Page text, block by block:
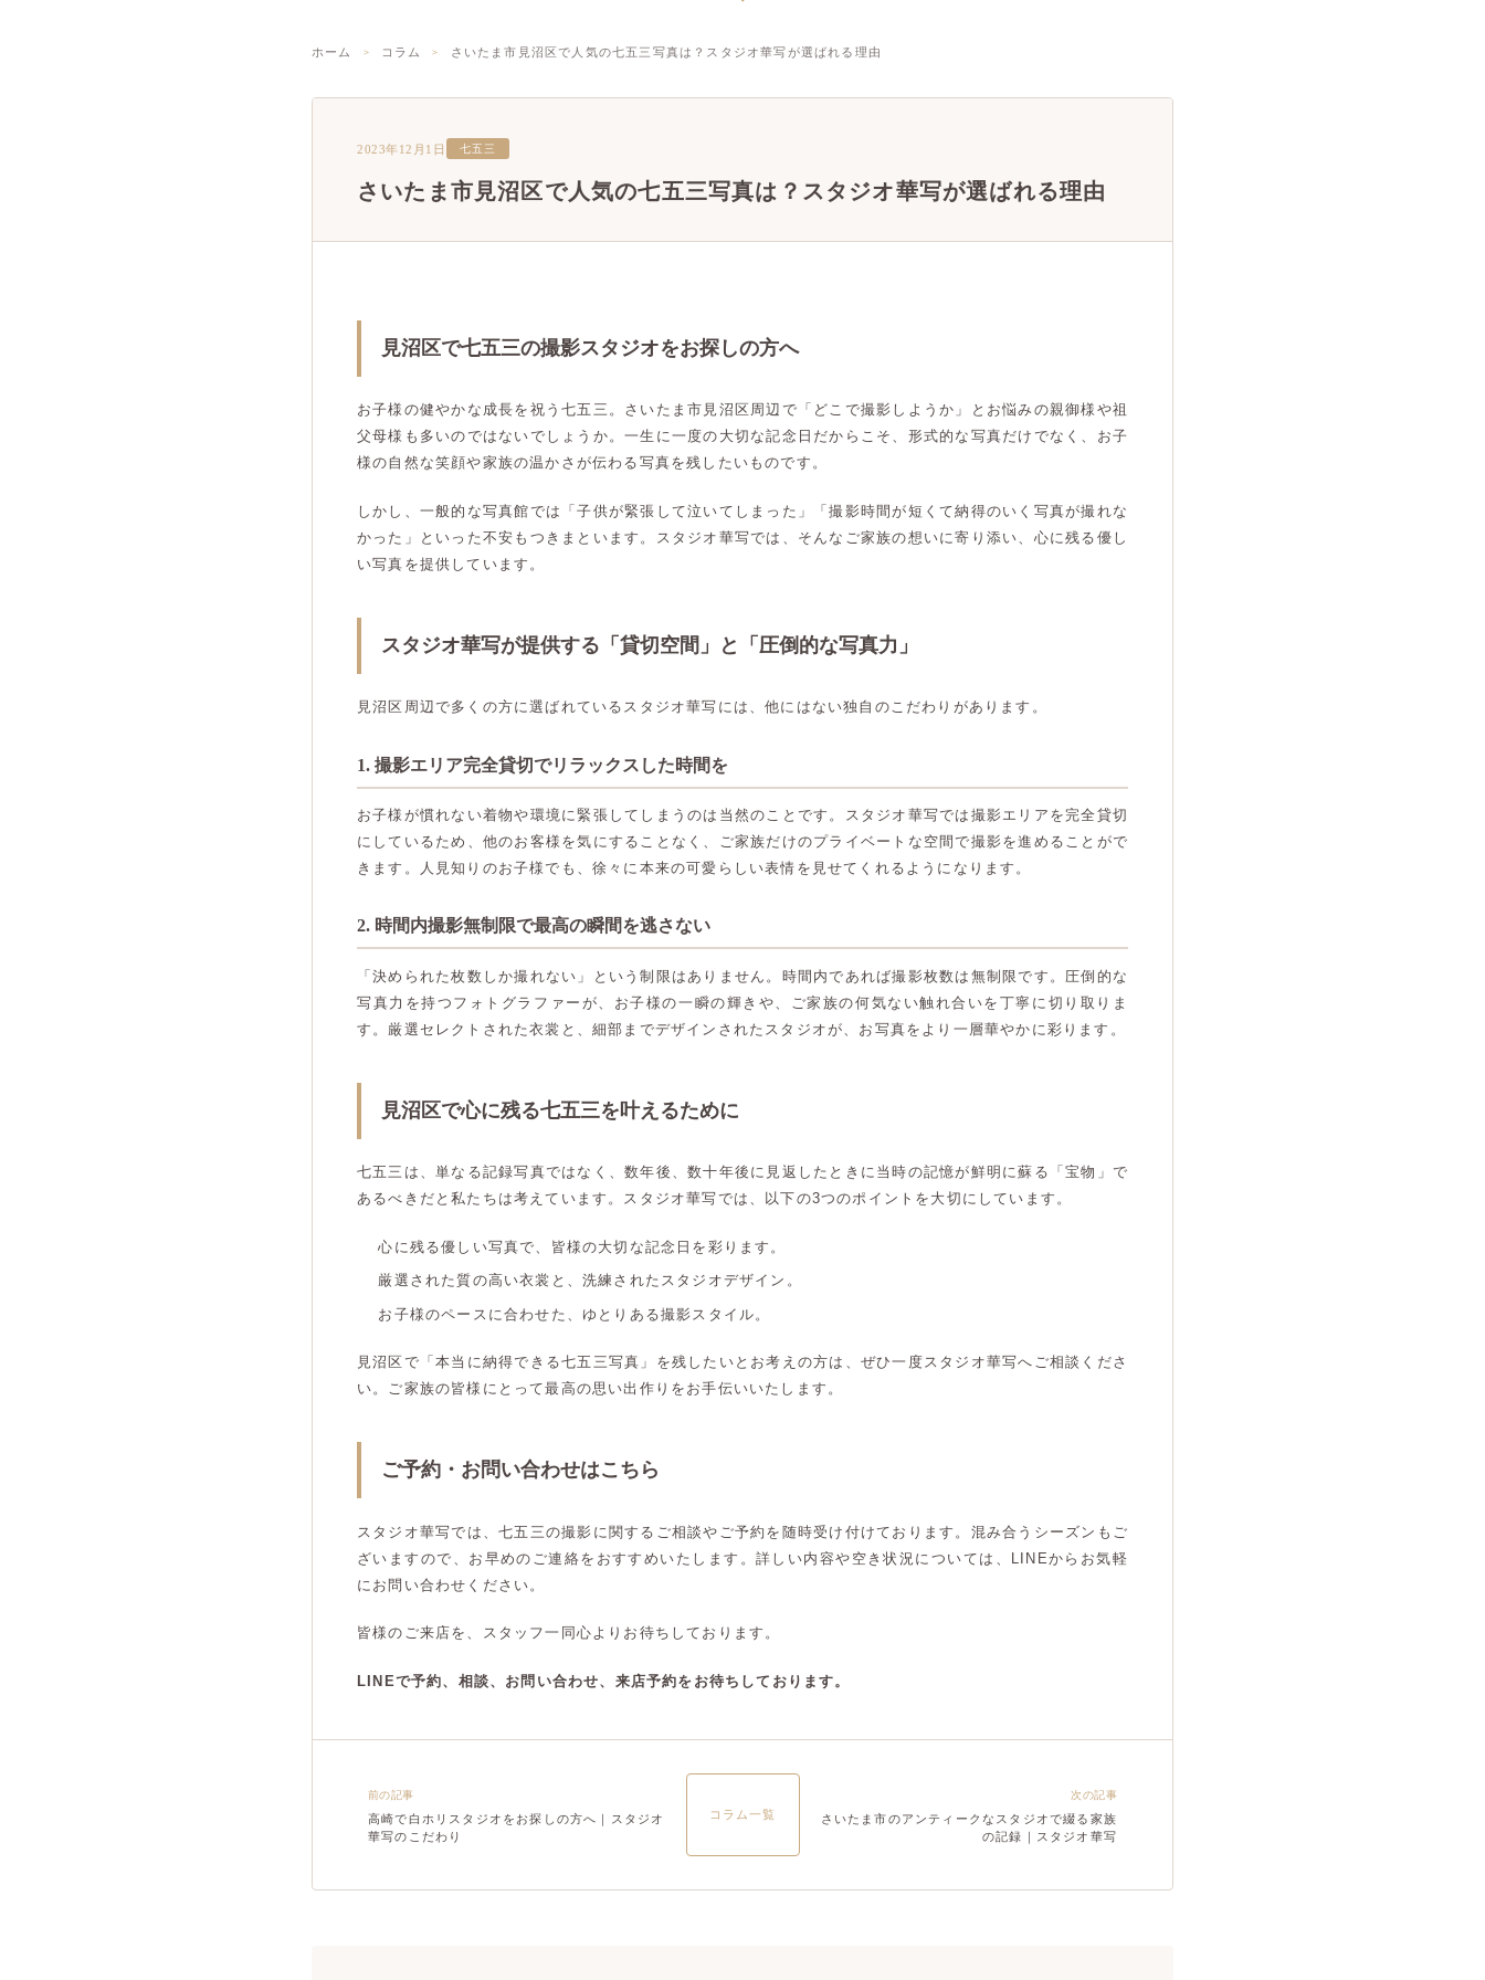
ホーム コラム さいたま市見沼区で人気の七五三写真は？スタジオ華写が選ばれる理由
2023年12月1日 七五三
さいたま市見沼区で人気の七五三写真は？スタジオ華写が選ばれる理由
見沼区で七五三の撮影スタジオをお探しの方へ
お子様の健やかな成長を祝う七五三。さいたま市見沼区周辺で「どこで撮影しようか」とお悩みの親御様や祖
父母様も多いのではないでしょうか。一生に一度の大切な記念日だからこそ、形式的な写真だけでなく、お子
様の自然な笑顔や家族の温かさが伝わる写真を残したいものです。
しかし、一般的な写真館では「子供が緊張して泣いてしまった」「撮影時間が短くて納得のいく写真が撮れな
かった」といった不安もつきまといます。スタジオ華写では、そんなご家族の想いに寄り添い、心に残る優し
い写真を提供しています。
スタジオ華写が提供する「貸切空間」と「圧倒的な写真力」
見沼区周辺で多くの方に選ばれているスタジオ華写には、他にはない独自のこだわりがあります。
1. 撮影エリア完全貸切でリラックスした時間を
お子様が慣れない着物や環境に緊張してしまうのは当然のことです。スタジオ華写では撮影エリアを完全貸切
にしているため、他のお客様を気にすることなく、ご家族だけのプライベートな空間で撮影を進めることがで
きます。人見知りのお子様でも、徐々に本来の可愛らしい表情を見せてくれるようになります。
2. 時間内撮影無制限で最高の瞬間を逃さない
「決められた枚数しか撮れない」という制限はありません。時間内であれば撮影枚数は無制限です。圧倒的な
写真力を持つフォトグラファーが、お子様の一瞬の輝きや、ご家族の何気ない触れ合いを丁寧に切り取りま
す。厳選セレクトされた衣裳と、細部までデザインされたスタジオが、お写真をより一層華やかに彩ります。
見沼区で心に残る七五三を叶えるために
七五三は、単なる記録写真ではなく、数年後、数十年後に見返したときに当時の記憶が鮮明に蘇る「宝物」で
あるべきだと私たちは考えています。スタジオ華写では、以下の3つのポイントを大切にしています。
心に残る優しい写真で、皆様の大切な記念日を彩ります。
厳選された質の高い衣裳と、洗練されたスタジオデザイン。
お子様のペースに合わせた、ゆとりある撮影スタイル。
見沼区で「本当に納得できる七五三写真」を残したいとお考えの方は、ぜひ一度スタジオ華写へご相談くださ
い。ご家族の皆様にとって最高の思い出作りをお手伝いいたします。
ご予約・お問い合わせはこちら
スタジオ華写では、七五三の撮影に関するご相談やご予約を随時受け付けております。混み合うシーズンもご
ざいますので、お早めのご連絡をおすすめいたします。詳しい内容や空き状況については、LINEからお気軽
にお問い合わせください。
皆様のご来店を、スタッフ一同心よりお待ちしております。
LINEで予約、相談、お問い合わせ、来店予約をお待ちしております。
前の記事
高崎で白ホリスタジオをお探しの方へ｜スタジオ
華写のこだわり
コラム一覧
次の記事
さいたま市のアンティークなスタジオで綴る家族
の記録｜スタジオ華写